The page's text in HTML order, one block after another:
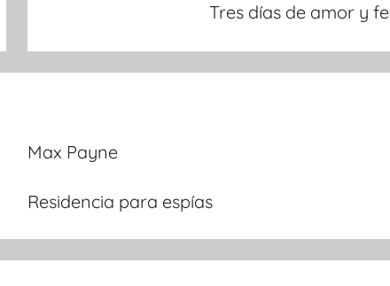
Tres días de amor y fe
Max Payne
Residencia para espías